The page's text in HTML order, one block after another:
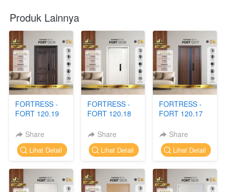
Produk Lainnya
FORTRESS -
FORT 120.19
Share
` Lihat Detail
FORTRESS -
FORT 120.18
Share
` Lihat Detail
FORTRESS -
FORT 120.17
Share
` Lihat Detail